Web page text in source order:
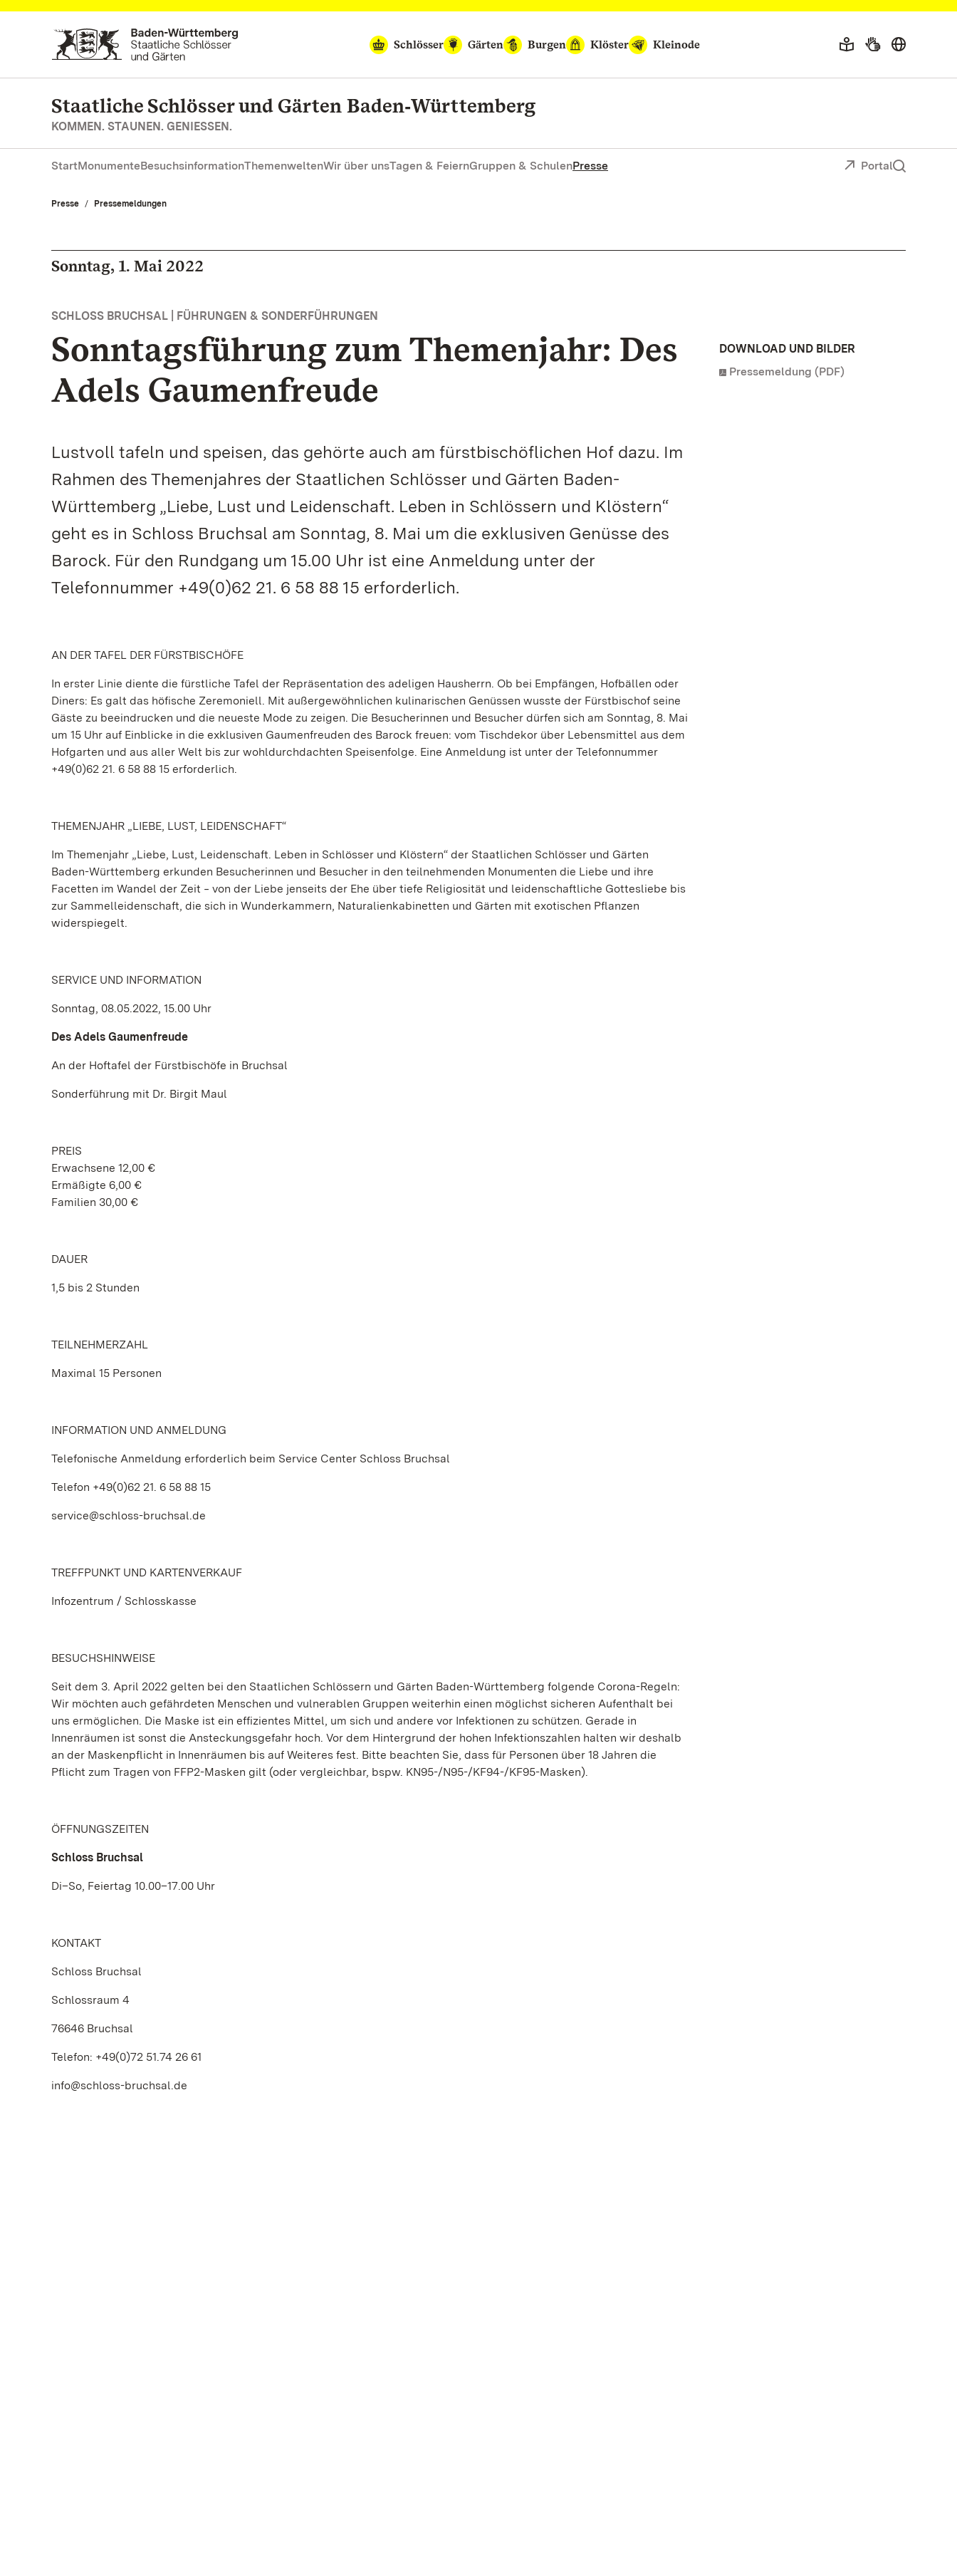
Zum Hauptinhalt springen
Schlösser
Gärten Burgen Klöster Kleinode
Staatliche Schlösser und Gärten Baden‑Württemberg
KOMMEN. STAUNEN. GENIESSEN.
StartMonumenteBesuchsinformationThemenweltenWir über unsTagen & FeiernGruppen & SchulenPresse Portal
Presse Pressemeldungen
Sonntag, 1. Mai 2022
SCHLOSS BRUCHSAL | FÜHRUNGEN & SONDERFÜHRUNGEN
Sonntagsführung zum Themenjahr: Des
Adels Gaumenfreude
Lustvoll tafeln und speisen, das gehörte auch am fürstbischöflichen Hof dazu. Im
Rahmen des Themenjahres der Staatlichen Schlösser und Gärten Baden-
Württemberg „Liebe, Lust und Leidenschaft. Leben in Schlössern und Klöstern“
geht es in Schloss Bruchsal am Sonntag, 8. Mai um die exklusiven Genüsse des
Barock. Für den Rundgang um 15.00 Uhr ist eine Anmeldung unter der
Telefonnummer +49(0)62 21. 6 58 88 15 erforderlich.
AN DER TAFEL DER FÜRSTBISCHÖFE
In erster Linie diente die fürstliche Tafel der Repräsentation des adeligen Hausherrn. Ob bei Empfängen, Hofbällen oder
Diners: Es galt das höfische Zeremoniell. Mit außergewöhnlichen kulinarischen Genüssen wusste der Fürstbischof seine
Gäste zu beeindrucken und die neueste Mode zu zeigen. Die Besucherinnen und Besucher dürfen sich am Sonntag, 8. Mai
um 15 Uhr auf Einblicke in die exklusiven Gaumenfreuden des Barock freuen: vom Tischdekor über Lebensmittel aus dem
Hofgarten und aus aller Welt bis zur wohldurchdachten Speisenfolge. Eine Anmeldung ist unter der Telefonnummer
+49(0)62 21. 6 58 88 15 erforderlich.
THEMENJAHR „LIEBE, LUST, LEIDENSCHAFT“
Im Themenjahr „Liebe, Lust, Leidenschaft. Leben in Schlösser und Klöstern“ der Staatlichen Schlösser und Gärten
Baden-Württemberg erkunden Besucherinnen und Besucher in den teilnehmenden Monumenten die Liebe und ihre
Facetten im Wandel der Zeit ‒ von der Liebe jenseits der Ehe über tiefe Religiosität und leidenschaftliche Gottesliebe bis
zur Sammelleidenschaft, die sich in Wunderkammern, Naturalienkabinetten und Gärten mit exotischen Pflanzen
widerspiegelt.
SERVICE UND INFORMATION
Sonntag, 08.05.2022, 15.00 Uhr
Des Adels Gaumenfreude
An der Hoftafel der Fürstbischöfe in Bruchsal
Sonderführung mit Dr. Birgit Maul
PREIS
Erwachsene 12,00 €
Ermäßigte 6,00 €
Familien 30,00 €
DAUER
1,5 bis 2 Stunden
TEILNEHMERZAHL
Maximal 15 Personen
INFORMATION UND ANMELDUNG
Telefonische Anmeldung erforderlich beim Service Center Schloss Bruchsal
Telefon +49(0)62 21. 6 58 88 15
service@schloss-bruchsal.de
TREFFPUNKT UND KARTENVERKAUF
Infozentrum / Schlosskasse
BESUCHSHINWEISE
Seit dem 3. April 2022 gelten bei den Staatlichen Schlössern und Gärten Baden-Württemberg folgende Corona-Regeln:
Wir möchten auch gefährdeten Menschen und vulnerablen Gruppen weiterhin einen möglichst sicheren Aufenthalt bei
uns ermöglichen. Die Maske ist ein effizientes Mittel, um sich und andere vor Infektionen zu schützen. Gerade in
Innenräumen ist sonst die Ansteckungsgefahr hoch. Vor dem Hintergrund der hohen Infektionszahlen halten wir deshalb
an der Maskenpflicht in Innenräumen bis auf Weiteres fest. Bitte beachten Sie, dass für Personen über 18 Jahren die
Pflicht zum Tragen von FFP2-Masken gilt (oder vergleichbar, bspw. KN95-/N95-/KF94-/KF95-Masken).
ÖFFNUNGSZEITEN
Schloss Bruchsal
Di–So, Feiertag 10.00–17.00 Uhr
KONTAKT
Schloss Bruchsal
Schlossraum 4
76646 Bruchsal
Telefon: +49(0)72 51.74 26 61
info@schloss-bruchsal.de
DOWNLOAD UND BILDER
Pressemeldung (PDF)